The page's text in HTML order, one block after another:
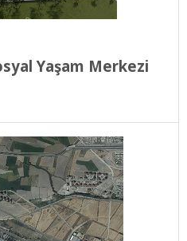
Yaşam Merkezi